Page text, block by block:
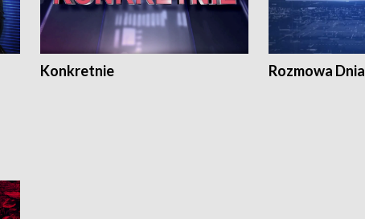
Konkretnie Rozmowa Dnia